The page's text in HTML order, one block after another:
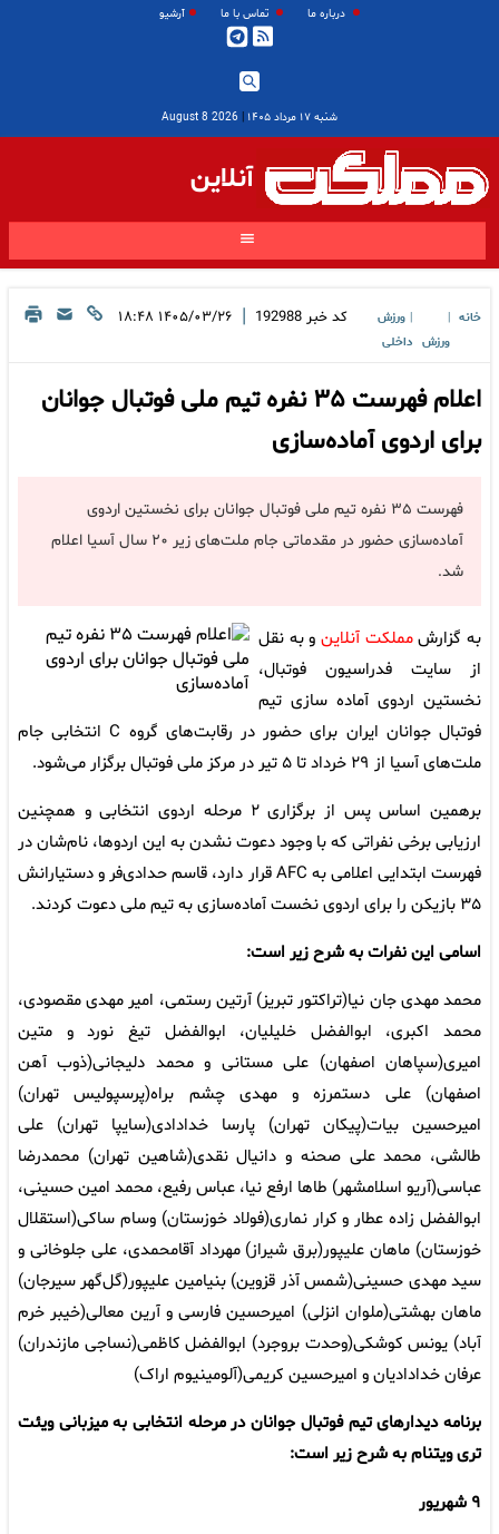
درباره ما تماس با ما آرشیو
شنبه ۱۷ مرداد ۱۴۰۵ |
2026 August 8
آنلاین
خانه
ورزش
ورزش
داخلی
کد خبر 192988
| ۱۴۰۵/۰۳/۲۶ ۱۸:۴۸
اعلام فهرست ۳۵ نفره تیم ملی فوتبال جوانان
برای اردوی آماده‌سازی
فهرست ۳۵ نفره تیم ملی فوتبال جوانان برای نخستین اردوی
آماده‌سازی حضور در مقدماتی جام ملت‌های زیر ۲۰ سال آسیا اعلام
شد.
به گزارشمملکت آنلاین و به نقل
از سایت فدراسیون فوتبال،
نخستین‌ اردوی آماده سازی تیم
فوتبال جوانان ایران برای حضور در رقابت‌های گروه C انتخابی جام
ملت‌های آسیا از ۲۹ خرداد تا ۵ تیر در مرکز ملی فوتبال برگزار می‌شود.
برهمین اساس پس از برگزاری ۲ مرحله اردوی انتخابی و همچنین
ارزیابی برخی نفراتی که با وجود دعوت نشدن به این اردوها، نام‌شان در
فهرست ابتدایی اعلامی به AFC قرار دارد، قاسم حدادی‌فر و دستیارانش
۳۵ بازیکن را برای اردوی نخست آماده‌سازی به تیم ملی دعوت کردند.
اسامی این نفرات به شرح زیر است:
محمد مهدی جان نیا(تراکتور تبریز) آرتین رستمی، امیر مهدی مقصودی،
محمد اکبری، ابوالفضل خلیلیان، ابوالفضل تیغ نورد و متین
امیری(سپاهان اصفهان) علی مستانی و محمد دلیجانی(ذوب آهن
اصفهان) علی دستمرزه و مهدی چشم براه(پرسپولیس تهران)
امیرحسین بیات(پیکان تهران) پارسا خدادادی(سایپا تهران) علی
طالشی، محمد علی صحنه و دانیال نقدی(شاهین تهران) محمدرضا
عباسی(آریو اسلامشهر) طاها ارفع نیا، عباس رفیع، محمد امین حسینی،
ابوالفضل زاده عطار و کرار نماری(فولاد خوزستان) وسام ساکی(استقلال
خوزستان) ماهان علیپور(برق شیراز) مهرداد آقامحمدی، علی جلوخانی و
سید مهدی حسینی(شمس آذر قزوین) بنیامین علیپور(گل‌گهر سیرجان)
ماهان بهشتی(ملوان انزلی) امیرحسین فارسی و آرین معالی(خیبر خرم
آباد) یونس کوشکی(وحدت بروجرد) ابوالفضل کاظمی(نساجی مازندران)
عرفان خدادادیان و امیرحسین کریمی(آلومینیوم اراک)
برنامه دیدارهای تیم فوتبال جوانان در مرحله انتخابی به میزبانی ویئت
تری ویتنام به شرح زیر است:
۹ شهریور